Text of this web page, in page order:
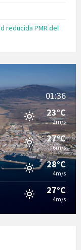
reducida PMR del
01:36
23°C
2m/s
27°C
6m/s
28°C
4m/s
27°C
4m/s